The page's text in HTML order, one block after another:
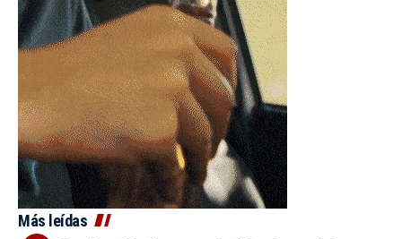
Más leídas